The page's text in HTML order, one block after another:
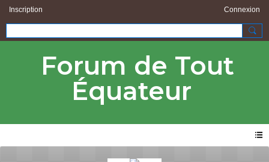
Inscription Connexion
Forum de Tout
Équateur